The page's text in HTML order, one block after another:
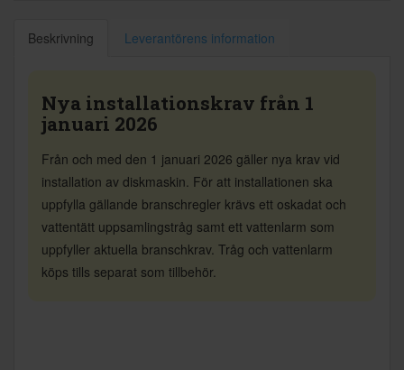
Beskrivning Leverantörens information
Nya installationskrav från 1
januari 2026
Från och med den 1 januari 2026 gäller nya krav vid
installation av diskmaskin. För att installationen ska
uppfylla gällande branschregler krävs ett oskadat och
vattentätt uppsamlingstråg samt ett vattenlarm som
uppfyller aktuella branschkrav. Tråg och vattenlarm
köps tills separat som tillbehör.